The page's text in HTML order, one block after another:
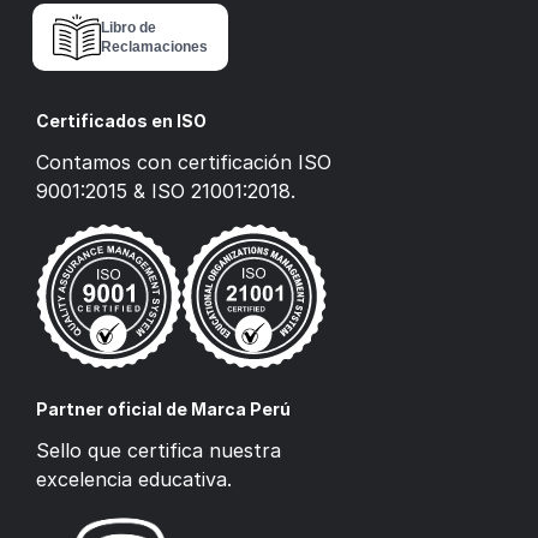
Libro de
Reclamaciones
Certificados en ISO
Contamos con certificación ISO
9001:2015 & ISO 21001:2018.
Partner oficial de Marca Perú
Sello que certifica nuestra
excelencia educativa.